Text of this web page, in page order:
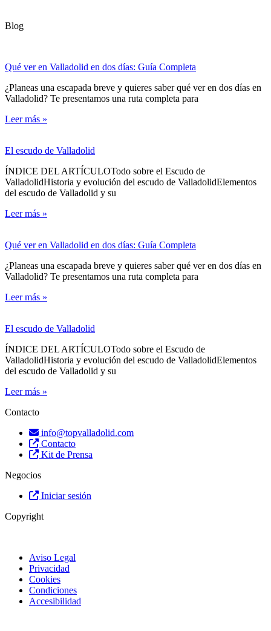
Blog
Qué ver en Valladolid en dos días: Guía Completa
¿Planeas una escapada breve y quieres saber qué ver en dos días en
Valladolid? Te presentamos una ruta completa para
Leer más »
El escudo de Valladolid
ÍNDICE DEL ARTÍCULOTodo sobre el Escudo de
ValladolidHistoria y evolución del escudo de ValladolidElementos
del escudo de Valladolid y su
Leer más »
Qué ver en Valladolid en dos días: Guía Completa
¿Planeas una escapada breve y quieres saber qué ver en dos días en
Valladolid? Te presentamos una ruta completa para
Leer más »
El escudo de Valladolid
ÍNDICE DEL ARTÍCULOTodo sobre el Escudo de
ValladolidHistoria y evolución del escudo de ValladolidElementos
del escudo de Valladolid y su
Leer más »
Contacto
info@topvalladolid.com
Contacto
Kit de Prensa
Negocios
Iniciar sesión
Copyright
Aviso Legal
Privacidad
Cookies
Condiciones
Accesibilidad